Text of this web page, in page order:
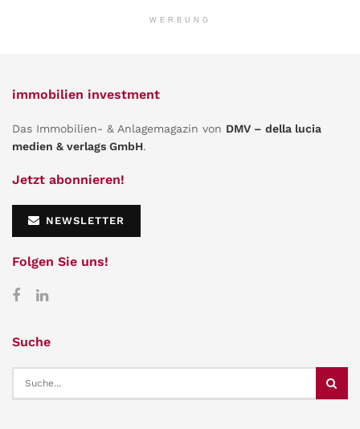
WERBUNG
immobilien investment
Das Immobilien- & Anlagemagazin von DMV – della lucia
medien & verlags GmbH.
Jetzt abonnieren!
NEWSLETTER
Folgen Sie uns!
Suche